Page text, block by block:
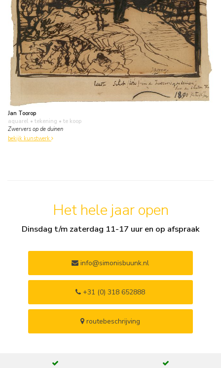
Jan Toorop
aquarel • tekening • te koop
Zwervers op de duinen
bekijk kunstwerk
Het hele jaar open
Dinsdag t/m zaterdag 11-17 uur en op afspraak
info@simonisbuunk.nl
+31 (0) 318 652888
routebeschrijving